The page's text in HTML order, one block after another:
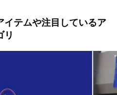
イテムや注目しているア
リ